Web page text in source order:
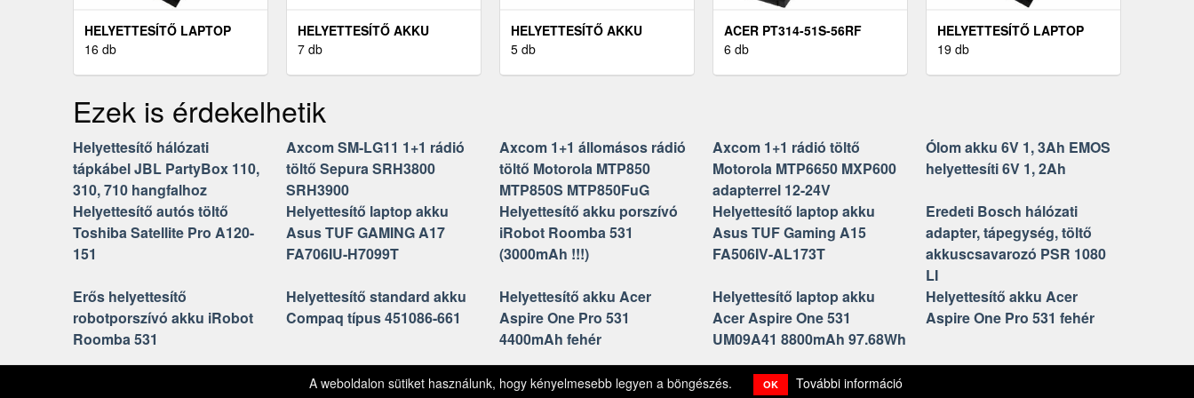
HELYETTESÍTŐ LAPTOP
AKKU ACER PREDATOR
16 db
HELYETTESÍTŐ AKKU
LAPTOP TOSHIBA
7 db
HELYETTESÍTŐ AKKU
BLACK & DECKER
5 db
ACER PT314-51S-56RF
LAPTOP AKKU
6 db
HELYETTESÍTŐ LAPTOP
AKKU ACER PREDATOR
19 db
Ezek is érdekelhetik
Helyettesítő hálózati
tápkábel JBL PartyBox 110,
310, 710 hangfalhoz
Axcom SM-LG11 1+1 rádió
töltő Sepura SRH3800
SRH3900
Axcom 1+1 állomásos rádió
töltő Motorola MTP850
MTP850S MTP850FuG
Axcom 1+1 rádió töltő
Motorola MTP6650 MXP600
adapterrel 12-24V
Ólom akku 6V 1, 3Ah EMOS
helyettesíti 6V 1, 2Ah
Helyettesítő autós töltő
Toshiba Satellite Pro A120-
151
Helyettesítő laptop akku
Asus TUF GAMING A17
FA706IU-H7099T
Helyettesítő akku porszívó
iRobot Roomba 531
(3000mAh !!!)
Helyettesítő laptop akku
Asus TUF Gaming A15
FA506IV-AL173T
Eredeti Bosch hálózati
adapter, tápegység, töltő
akkuscsavarozó PSR 1080
LI
Erős helyettesítő
robotporszívó akku iRobot
Roomba 531
Helyettesítő standard akku
Compaq típus 451086-661
Helyettesítő akku Acer
Aspire One Pro 531
4400mAh fehér
Helyettesítő laptop akku
Acer Aspire One 531
UM09A41 8800mAh 97.68Wh
Helyettesítő akku Acer
Aspire One Pro 531 fehér
Impresszum Felhasználási feltételek Adatkezelési tájékoztató Cookie kezelési szabályzat
A weboldalon sütiket használunk, hogy kényelmesebb legyen a böngészés. OK További információ